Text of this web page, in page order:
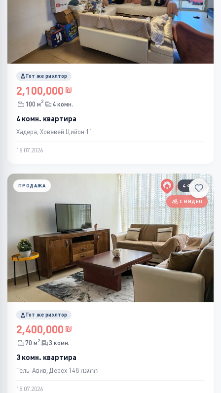
Тот же риэлтор
2,100,000
100 м2 4 комн.
4 комн. квартира
Хадера, Ховевей Цийон 11
18.07.2026
4 ФОТО
С ВИДЕО
ПРОДАЖА
Тот же риэлтор
2,400,000
70 м2 3 комн.
3 комн. квартира
Тель-Авив, Дерех ההגנה 148
18.07.2026